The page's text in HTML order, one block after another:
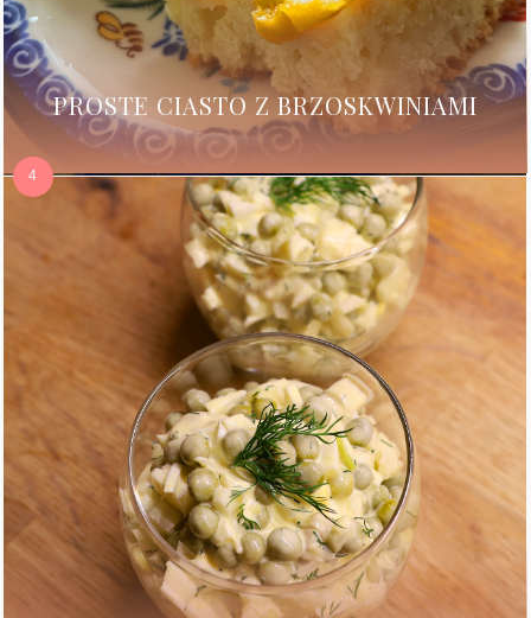
PROSTE CIASTO Z BRZOSKWINIAMI